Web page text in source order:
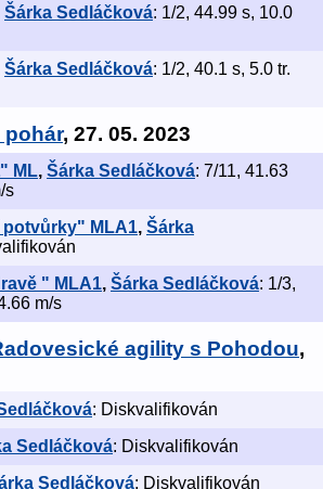
Šárka Sedláčková: 1/2, 44.99 s, 10.0
Šárka Sedláčková: 1/2, 40.1 s, 5.0 tr.
pohár, 27. 05. 2023
ML, Šárka Sedláčková: 7/11, 41.63
s
MLA1, Šárka
" MLA1, Šárka Sedláčková: 1/3,
m/s
agility s Pohodou,
: Diskvalifikován
Sedláčková: Diskvalifikován
Sedláčková: Diskvalifikován